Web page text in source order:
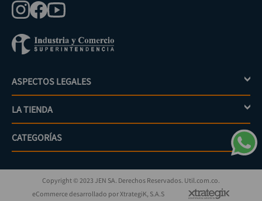
ASPECTOS LEGALES +
Política de tratamiento de datos personales
Términos y condiciones
Políticas de devolución
Políticas de garantías y devoluciones
LA TIENDA +
Mi cuenta
PQRs
¿Cómo comprar?
CATEGORÍAS
Jardinería
EléctricosCopyright © 2023 JEN SA. Derechos Reservados. Util.com.co.
eCommerce desarrollado por XtrategiK, S.A.S